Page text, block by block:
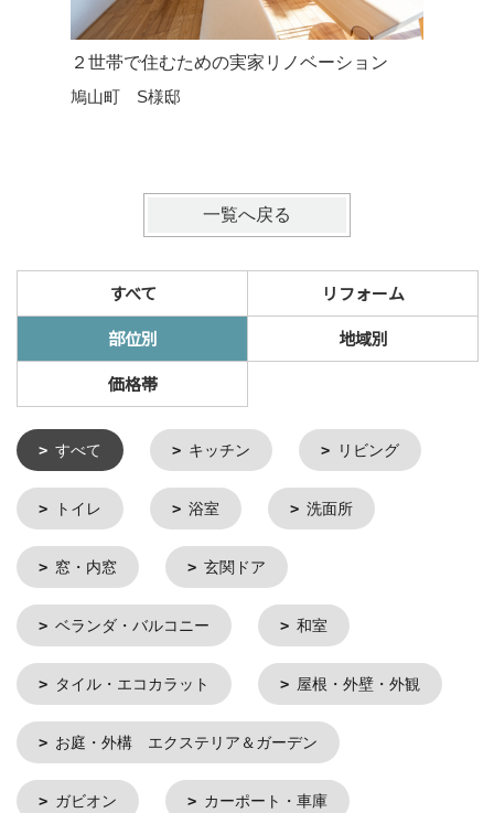
２世帯で住むための実家リノベーション
鳩山町 S様邸
一覧へ戻る
すべて
リフォーム
部位別
地域別
価格帯
すべて キッチン リビング
トイレ 浴室 洗面所
窓・内窓 玄関ドア
ベランダ・バルコニー 和室
タイル・エコカラット 屋根・外壁・外観
お庭・外構 エクステリア＆ガーデン
ガビオン カーポート・車庫